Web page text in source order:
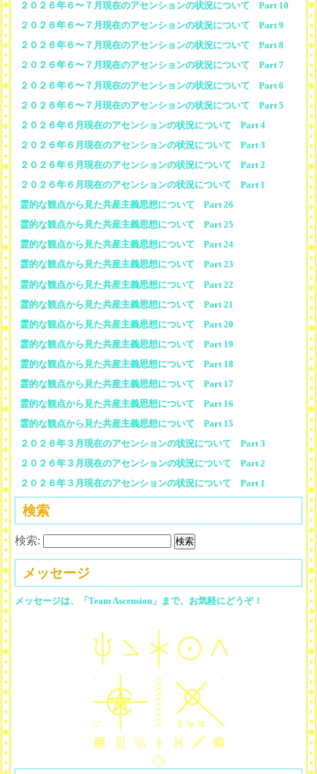
２０２６年６〜７月現在のアセンションの状況について Part 10
２０２６年６〜７月現在のアセンションの状況について Part 9
２０２６年６〜７月現在のアセンションの状況について Part 8
２０２６年６〜７月現在のアセンションの状況について Part 7
２０２６年６〜７月現在のアセンションの状況について Part 6
２０２６年６〜７月現在のアセンションの状況について Part 5
２０２６年６月現在のアセンションの状況について Part 4
２０２６年６月現在のアセンションの状況について Part 3
２０２６年６月現在のアセンションの状況について Part 2
２０２６年６月現在のアセンションの状況について Part 1
霊的な観点から見た共産主義思想について Part 26
霊的な観点から見た共産主義思想について Part 25
霊的な観点から見た共産主義思想について Part 24
霊的な観点から見た共産主義思想について Part 23
霊的な観点から見た共産主義思想について Part 22
霊的な観点から見た共産主義思想について Part 21
霊的な観点から見た共産主義思想について Part 20
霊的な観点から見た共産主義思想について Part 19
霊的な観点から見た共産主義思想について Part 18
霊的な観点から見た共産主義思想について Part 17
霊的な観点から見た共産主義思想について Part 16
霊的な観点から見た共産主義思想について Part 15
２０２６年３月現在のアセンションの状況について Part 3
２０２６年３月現在のアセンションの状況について Part 2
２０２６年３月現在のアセンションの状況について Part 1
検索
検索:
メッセージ
メッセージは、「Team Ascension」まで、お気軽にどうぞ！